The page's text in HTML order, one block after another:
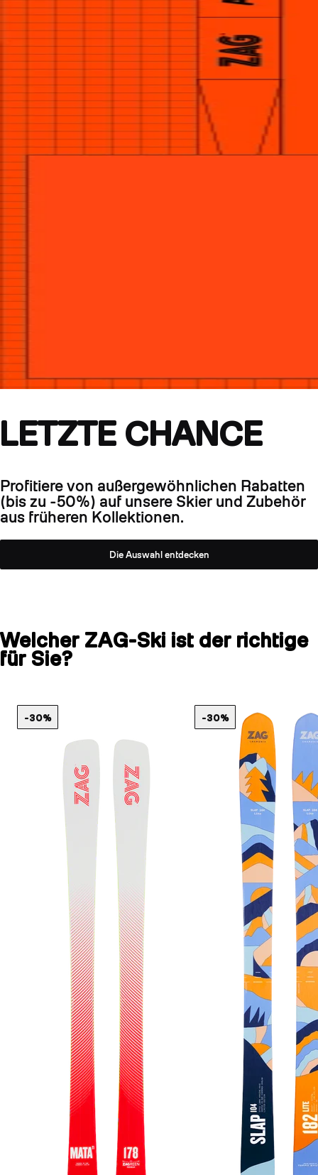
LETZTE CHANCE
Profitiere von außergewöhnlichen Rabatten
(bis zu -50%) auf unsere Skier und Zubehör
aus früheren Kollektionen.
Die Auswahl entdecken
Welcher ZAG-Ski ist der richtige
für Sie?
-30% -30%